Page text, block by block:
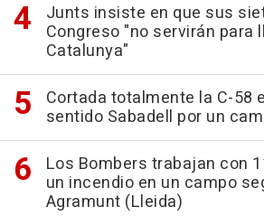
Junts insiste en que sus
Congreso "no servirán para
Catalunya"
Cortada totalmente la C-58
sentido Sabadell por un
Los Bombers trabajan con
un incendio en un campo
Agramunt (Lleida)